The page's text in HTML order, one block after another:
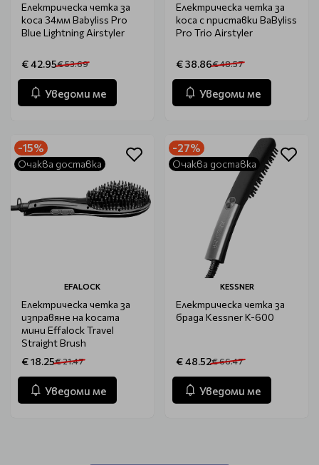
Електрическа четка за
коса 34мм Babyliss Pro
Blue Lightning Airstyler
€ 42.95€ 53.69
Уведоми ме
Електрическа четка за
коса с приставки BaByliss
Pro Trio Airstyler
€ 38.86€ 48.57
Уведоми ме
-15%
Очаква доставка
EFALOCK
Електрическа четка за
изправяне на косата
мини Effalock Travel
Straight Brush
€ 18.25€ 21.47
Уведоми ме
-27%
Очаква доставка
KESSNER
Електрическа четка за
брада Kessner K-600
€ 48.52€ 66.47
Уведоми ме